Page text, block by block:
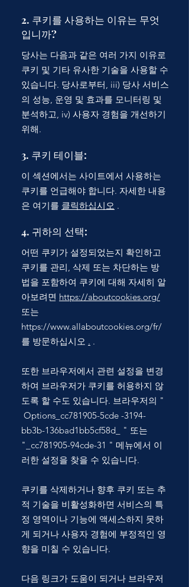
2. 쿠키를 사용하는 이유는 무엇
입니까?
당사는 다음과 같은 여러 가지 이유로
쿠키 및 기타 유사한 기술을 사용할 수
있습니다. 당사로부터, iii) 당사 서비스
의 성능, 운영 및 효과를 모니터링 및
분석하고, iv) 사용자 경험을 개선하기
위해.
3. 쿠키 테이블:
이 섹션에서는 사이트에서 사용하는
쿠키를 언급해야 합니다. 자세한 내용
은 여기를 클릭하십시오 .
4. 귀하의 선택:
어떤 쿠키가 설정되었는지 확인하고
쿠키를 관리, 삭제 또는 차단하는 방
법을 포함하여 쿠키에 대해 자세히 알
아보려면 https://aboutcookies.org/
또는
https://www.allaboutcookies.org/fr/
를 방문하십시오 . .
또한 브라우저에서 관련 설정을 변경
하여 브라우저가 쿠키를 허용하지 않
도록 할 수도 있습니다. 브라우저의 "
Options_cc781905-5cde -3194-
bb3b-136bad1bb5cf58d_
" 또는
"_cc781905-94cde-31 " 메뉴에서 이
러한 설정을 찾을 수 있습니다.
쿠키를 삭제하거나 향후 쿠키 또는 추
적 기술을 비활성화하면 서비스의 특
정 영역이나 기능에 액세스하지 못하
게 되거나 사용자 경험에 부정적인 영
향을 미칠 수 있습니다.
다음 링크가 도움이 되거나 브라우저